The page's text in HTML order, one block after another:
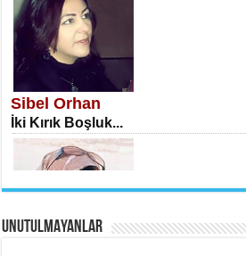
İSA KARATEPE
Ekranlar Arasında Kaybolan İnsan...
AHMET URFALI
Sibel Orhan
İki Kırık Boşluk...
UNUTULMAYANLAR